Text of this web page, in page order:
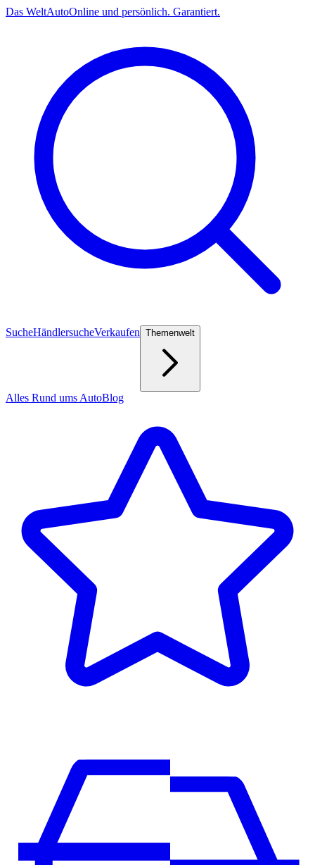
Das WeltAutoOnline und persönlich. Garantiert.
SucheHändlersucheVerkaufen Themenwelt
Alles Rund ums AutoBlog